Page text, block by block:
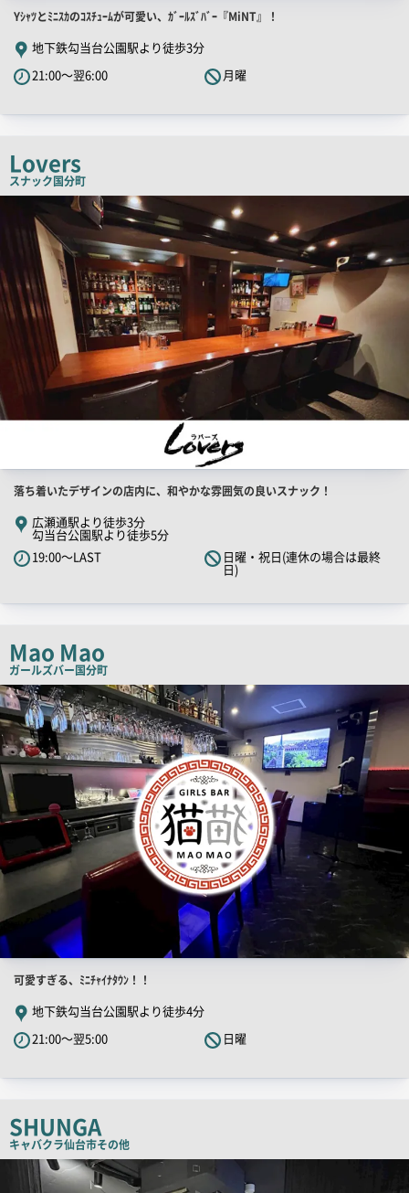
店
舗
PR
キ
コ
ピ
Yｼｬﾂとﾐﾆｽｶのｺｽﾁｭｰﾑが可愛い、ｶﾞｰﾙｽﾞﾊﾞｰ『MiNT』！
地下鉄勾当台公園駅より徒歩3分
21:00～翌6:00
月曜
Lovers
スナック国分町
店
舗
PR
キ
ッ
コ
ピ
ー
落ち着いたデザインの店内に、和やかな雰囲気の良いスナック！
広瀬通駅より徒歩3分
勾当台公園駅より徒歩5分
19:00～LAST
日曜・祝日(連休の場合は最終
日)
Mao Mao
ガールズバー国分町
店
舗
PR
画
像
店
舗
PR
キ
コ
ピ
可愛すぎる、ﾐﾆﾁｬｲﾅﾀｳﾝ！！
地下鉄勾当台公園駅より徒歩4分
21:00～翌5:00
日曜
SHUNGA
キャバクラ仙台市その他
店